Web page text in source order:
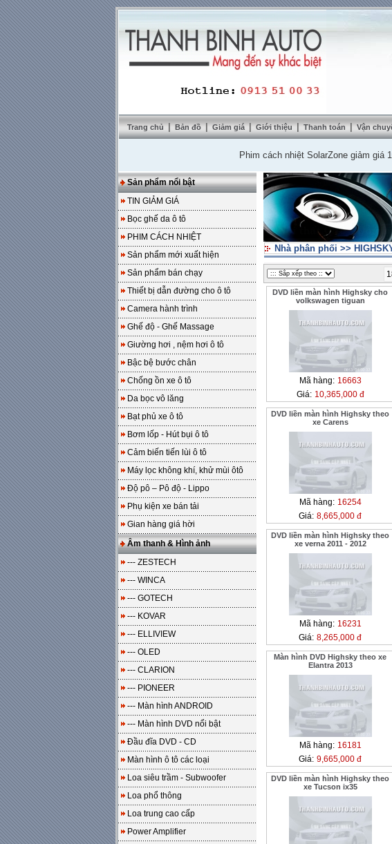
Trang chủ | Bản đồ | Giảm giá | Giới thiệu | Thanh toán | Vận
Phim cách nhiệt SolarZone giảm giá 10%
Sản phẩm nổi bật
TIN GIẢM GIÁ
Bọc ghế da ô tô
PHIM CÁCH NHIỆT
Sản phẩm mới xuất hiện
Sản phẩm bán chạy
Thiết bị dẫn đường cho ô tô
Camera hành trình
Ghế độ - Ghế Massage
Giường hơi , nệm hơi ô tô
Bậc bệ bước chân
Chống ồn xe ô tô
Da bọc vô lăng
Bạt phủ xe ô tô
Bơm lốp - Hút bụi ô tô
Cảm biến tiến lùi ô tô
Máy lọc không khí, khử mùi ôtô
Độ pô – Pô độ - Lippo
Phụ kiện xe bán tải
Gian hàng giá hời
Âm thanh & Hình ảnh
--- ZESTECH
--- WINCA
--- GOTECH
--- KOVAR
--- ELLIVIEW
--- OLED
--- CLARION
--- PIONEER
--- Màn hình ANDROID
--- Màn hình DVD nổi bật
Đầu đĩa DVD - CD
Màn hình ô tô các loại
Loa siêu trầm - Subwoofer
Loa phổ thông
Loa trung cao cấp
Power Amplifier
Nhà phân phối >>
DVD liền màn hình Highsky cho
volkswagen tiguan
Mã hàng: 16663
Giá: 10,365,000 đ
DVD liền màn hình Highsky theo
xe Carens
Mã hàng: 16254
Giá: 8,665,000 đ
DVD liền màn hình Highsky theo
xe verna 2011 - 2012
Mã hàng: 16231
Giá: 8,265,000 đ
Màn hình DVD Highsky theo xe
Elantra 2013
Mã hàng: 16181
Giá: 9,665,000 đ
DVD liền màn hình Highsky theo
xe Tucson ix35